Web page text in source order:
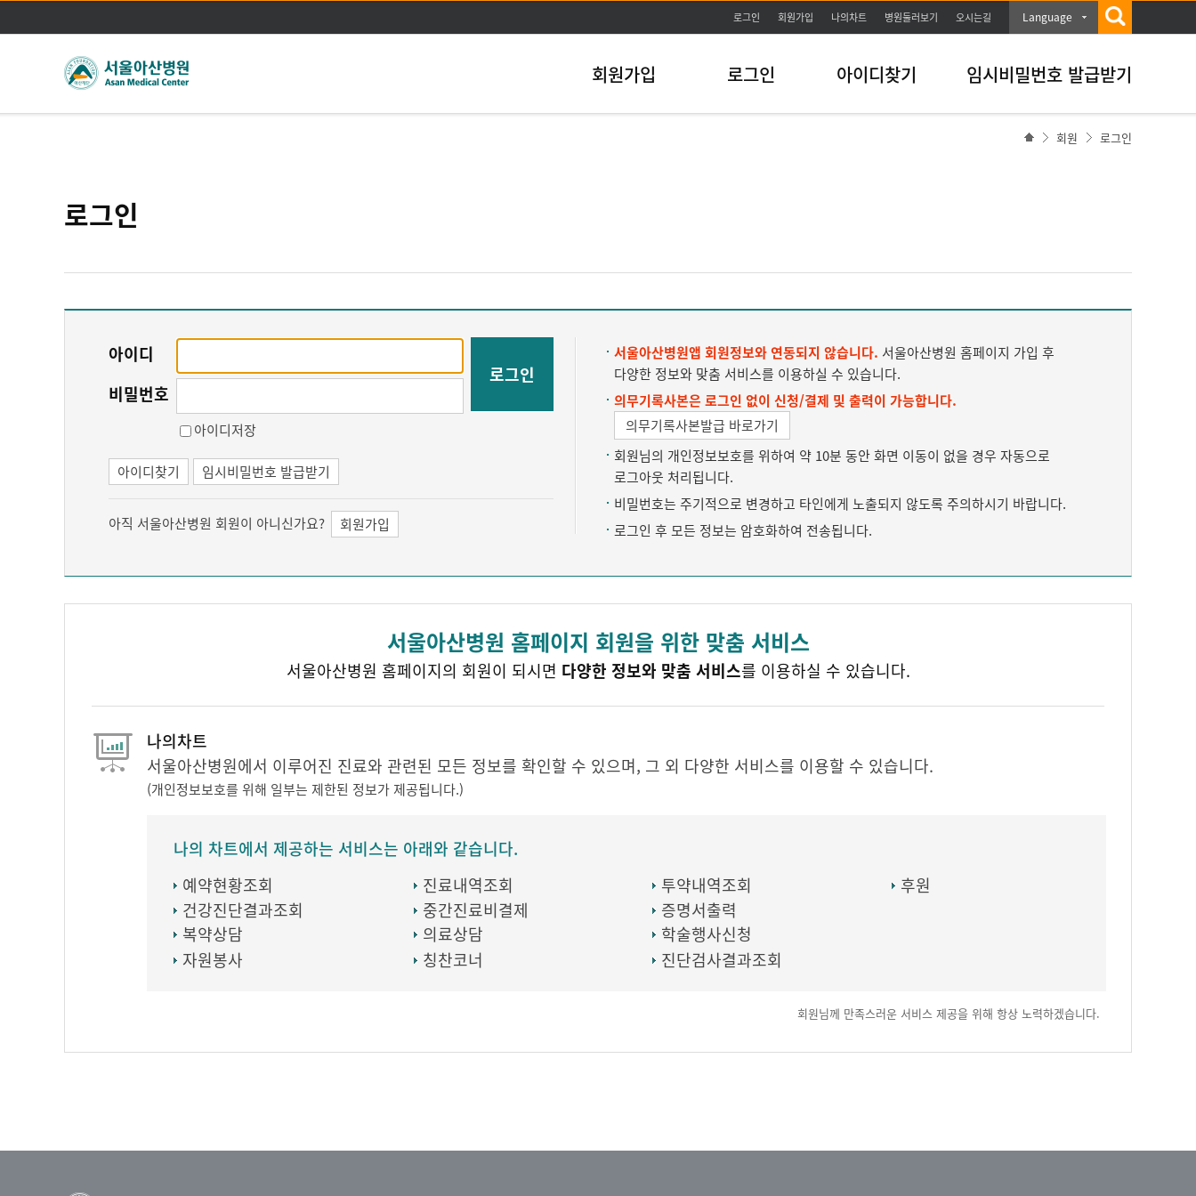
주메뉴바로가기
본문바로가기
로그인 회원가입 나의차트 병원둘러보기 오시는길 Language
회원가입 로그인 아이디찾기 임시비밀번호 발급받기
회원 로그인
로그인
아이디
비밀번호
아이디저장
로그인
아이디찾기 임시비밀번호 발급받기
아직 서울아산병원 회원이 아니신가요? 회원가입
서울아산병원앱 회원정보와 연동되지 않습니다. 서울아산병원 홈페이지 가입 후
다양한 정보와 맞춤 서비스를 이용하실 수 있습니다.
의무기록사본은 로그인 없이 신청/결제 및 출력이 가능합니다.
의무기록사본발급 바로가기
회원님의 개인정보보호를 위하여 약 10분 동안 화면 이동이 없을 경우 자동으로
로그아웃 처리됩니다.
비밀번호는 주기적으로 변경하고 타인에게 노출되지 않도록 주의하시기 바랍니다.
로그인 후 모든 정보는 암호화하여 전송됩니다.
서울아산병원 홈페이지 회원을 위한 맞춤 서비스
서울아산병원 홈페이지의 회원이 되시면 다양한 정보와 맞춤 서비스를 이용하실 수 있습니다.
나의차트
서울아산병원에서 이루어진 진료와 관련된 모든 정보를 확인할 수 있으며, 그 외 다양한 서비스를 이용할 수 있습니다.
(개인정보보호를 위해 일부는 제한된 정보가 제공됩니다.)
나의 차트에서 제공하는 서비스는 아래와 같습니다.
예약현황조회
건강진단결과조회
복약상담
자원봉사
진료내역조회
중간진료비결제
의료상담
칭찬코너
투약내역조회
증명서출력
학술행사신청
진단검사결과조회
후원
회원님께 만족스러운 서비스 제공을 위해 항상 노력하겠습니다.